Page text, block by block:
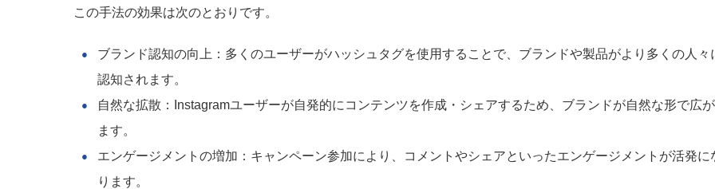
この手法の効果は次のとおりです。
ブランド認知の向上：多くのユーザーがハッシュタグを使用することで、ブランドや製品がより多くの人々
認知されます。
自然な拡散：Instagramユーザーが自発的にコンテンツを作成・シェアするため、ブランドが自然な形で広
ます。
エンゲージメントの増加：キャンペーン参加により、コメントやシェアといったエンゲージメントが活発に
ります。